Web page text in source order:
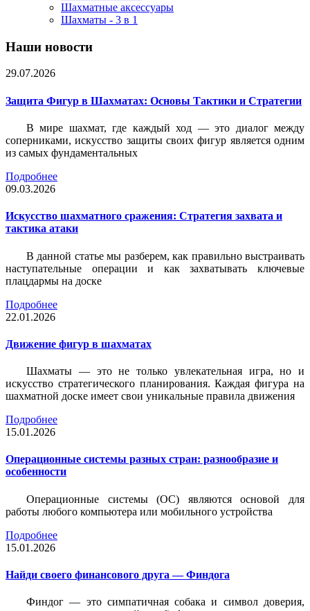
Шахматные аксессуары
Шахматы - 3 в 1
Наши новости
29.07.2026
Защита Фигур в Шахматах: Основы Тактики и Стратегии
В мире шахмат, где каждый ход — это диалог между
соперниками, искусство защиты своих фигур является одним
из самых фундаментальных
Подробнее
09.03.2026
Искусство шахматного сражения: Стратегия захвата и
тактика атаки
В данной статье мы разберем, как правильно выстраивать
наступательные операции и как захватывать ключевые
плацдармы на доске
Подробнее
22.01.2026
Движение фигур в шахматах
Шахматы — это не только увлекательная игра, но и
искусство стратегического планирования. Каждая фигура на
шахматной доске имеет свои уникальные правила движения
Подробнее
15.01.2026
Операционные системы разных стран: разнообразие и
особенности
Операционные системы (ОС) являются основой для
работы любого компьютера или мобильного устройства
Подробнее
15.01.2026
Найди своего финансового друга — Финдога
Финдог — это симпатичная собака и символ доверия,